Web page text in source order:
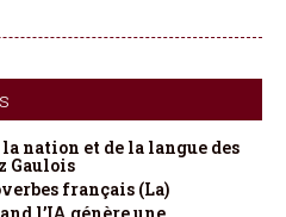
nation et de la langue des
Gaulois
français (La)